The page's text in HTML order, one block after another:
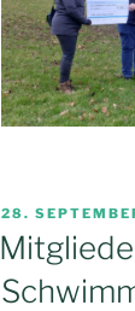
AM
28.